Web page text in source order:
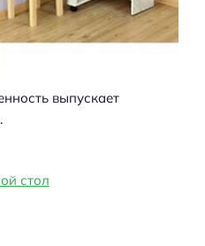
выпускает